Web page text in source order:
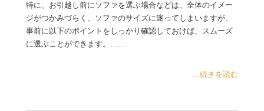
特に、お引越し前にソファを選ぶ場合などは、全体のイメー
ジがつかみづらく、ソファのサイズに迷ってしまいますが、
事前に以下のポイントをしっかり確認しておけば、スムーズ
に選ぶことができます。……
...続きを読む